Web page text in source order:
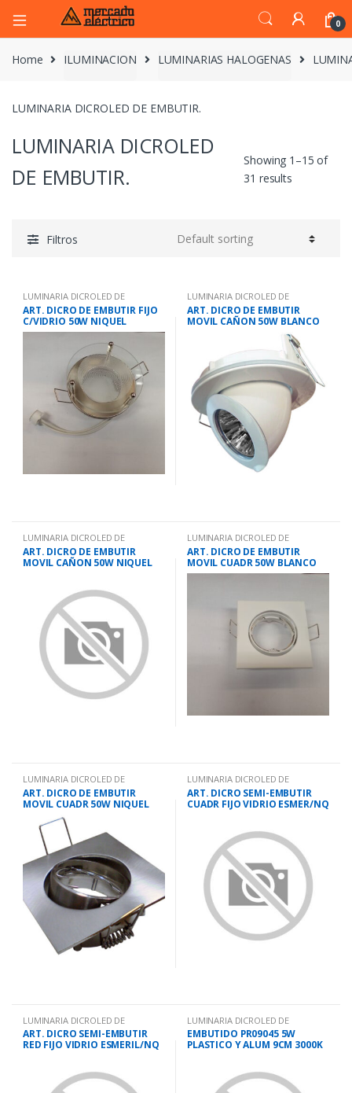
0
Home ILUMINACION LUMINARIAS HALOGENAS
LUMINARIA DICROLED DE EMBUTIR.
LUMINARIA DICROLED
DE EMBUTIR.
Showing 1–15 of
31 results
Filtros
LUMINARIA DICROLED DE
EMBUTIR.
ART. DICRO DE EMBUTIR FIJO
C/VIDRIO 50W NIQUEL
LUMINARIA DICROLED DE
EMBUTIR.
ART. DICRO DE EMBUTIR
MOVIL CAÑON 50W BLANCO
LUMINARIA DICROLED DE
EMBUTIR.
ART. DICRO DE EMBUTIR
MOVIL CAÑON 50W NIQUEL
LUMINARIA DICROLED DE
EMBUTIR.
ART. DICRO DE EMBUTIR
MOVIL CUADR 50W BLANCO
HD158
LUMINARIA DICROLED DE
EMBUTIR.
ART. DICRO DE EMBUTIR
MOVIL CUADR 50W NIQUEL
LUMINARIA DICROLED DE
EMBUTIR.
ART. DICRO SEMI-EMBUTIR
CUADR FIJO VIDRIO ESMER/NQ
LUMINARIA DICROLED DE
EMBUTIR.
ART. DICRO SEMI-EMBUTIR
RED FIJO VIDRIO ESMERIL/NQ
LUMINARIA DICROLED DE
EMBUTIR.
EMBUTIDO PR09045 5W
PLASTICO Y ALUM 9CM 3000K